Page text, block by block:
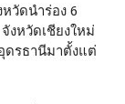
วัดนำร่อง 6
งหวัดเชียงใหม่
ดรธานีมาตั้งแต่